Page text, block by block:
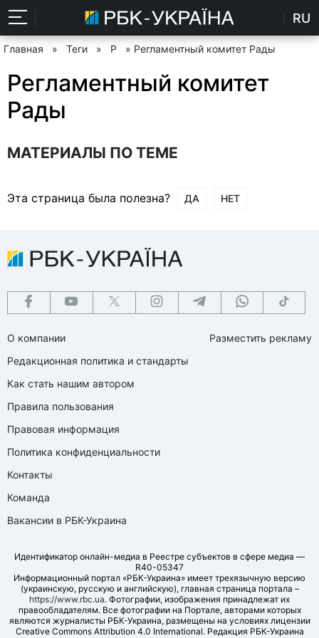
RU
Главная » Теги » Р » Регламентный комитет Рады
Регламентный комитет
Рады
МАТЕРИАЛЫ ПО ТЕМЕ
Эта страница была полезна? ДА НЕТ
О компании
Редакционная политика и стандарты
Как стать нашим автором
Правила пользования
Правовая информация
Политика конфиденциальности
Контакты
Команда
Вакансии в РБК-Украина
Разместить рекламу
Идентификатор онлайн-медиа в Реестре субъектов в сфере медиа —
R40-05347
Информационный портал «РБК-Украина» имеет трехязычную версию
(украинскую, русскую и английскую), главная страница портала –
https://www.rbc.ua. Фотографии, изображения принадлежат их
правообладателям. Все фотографии на Портале, авторами которых
являются журналисты РБК-Украина, размещены на условиях лицензии
Creative Commons Attribution 4.0 International. Редакция РБК-Украина